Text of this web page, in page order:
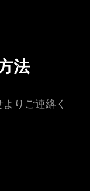
法
りご連絡く